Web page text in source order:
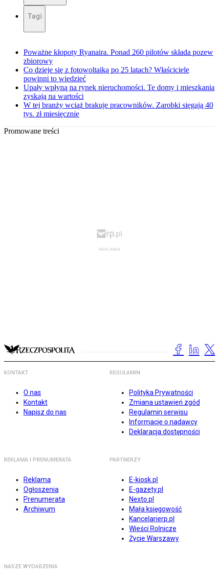
Tagi
Poważne kłopoty Ryanaira. Ponad 260 pilotów składa pozew
zbiorowy
Co dzieje się z fotowoltaiką po 25 latach? Właściciele
powinni to wiedzieć
Upały wpłyną na rynek nieruchomości. Te domy i mieszkania
zyskają na wartości
W tej branży wciąż brakuje pracowników. Zarobki sięgają 40
tys. zł miesięcznie
Promowane treści
KONTAKT
O nas
Kontakt
Napisz do nas
REGULAMIN
Polityka Prywatności
Zmiana ustawień zgód
Regulamin serwisu
Informacje o nadawcy
Deklaracja dostępności
REKLAMA I PRENUMERATA
Reklama
Ogłoszenia
Prenumerata
Archiwum
PARTNERZY
E-kiosk.pl
E-gazety.pl
Nexto.pl
Mała księgowość
Kancelarierp.pl
Wieści Rolnicze
Życie Warszawy
NASZE WYDARZENIA